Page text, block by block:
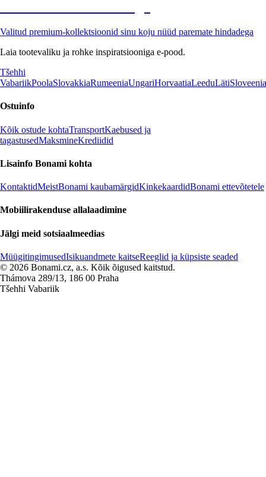
Valitud premium-kollektsioonid sinu koju nüüd paremate hindadega
Laia tootevaliku ja rohke inspiratsiooniga e-pood.
Tšehhi
VabariikPoolaSlovakkiaRumeeniaUngariHorvaatiaLeeduLätiSloveenia
Ostuinfo
Kõik ostude kohtaTransportKaebused ja
tagastusedMaksmineKrediidid
Lisainfo Bonami kohta
KontaktidMeistBonami kaubamärgidKinkekaardidBonami ettevõtetele
Mobiilirakenduse allalaadimine
Jälgi meid sotsiaalmeedias
MüügitingimusedIsikuandmete kaitseReeglid ja küpsiste seaded
© 2026 Bonami.cz, a.s. Kõik õigused kaitstud.
Thámova 289/13, 186 00 Praha
Tšehhi Vabariik